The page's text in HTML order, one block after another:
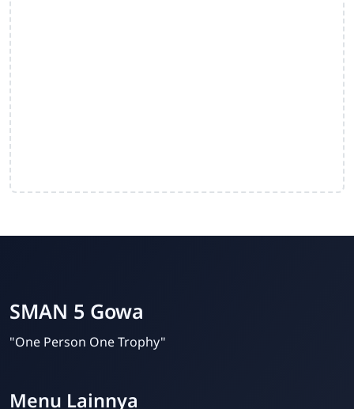
SMAN 5 Gowa
"One Person One Trophy"
Menu Lainnya